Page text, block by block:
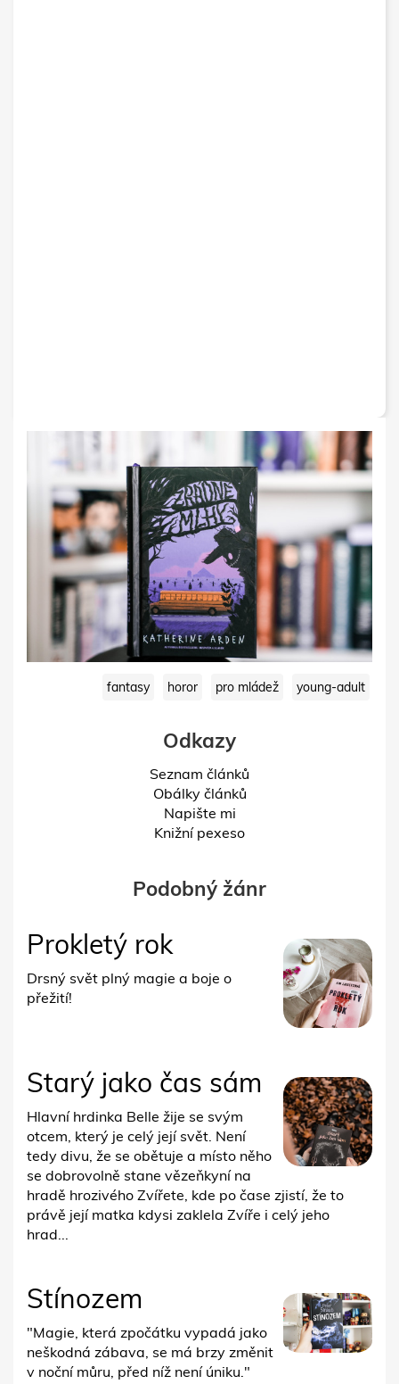
fantasy horor pro mládež young-adult
Odkazy
Seznam článků
Obálky článků
Napište mi
Knižní pexeso
Podobný žánr
Prokletý rok
Drsný svět plný magie a boje o
přežití!
Starý jako čas sám
Hlavní hrdinka Belle žije se svým
otcem, který je celý její svět. Není
tedy divu, že se obětuje a místo něho
se dobrovolně stane vězeňkyní na
hradě hrozivého Zvířete, kde po čase zjistí, že to
právě její matka kdysi zaklela Zvíře i celý jeho
hrad...
Stínozem
"Magie, která zpočátku vypadá jako
neškodná zábava, se má brzy změnit
v noční můru, před níž není úniku."